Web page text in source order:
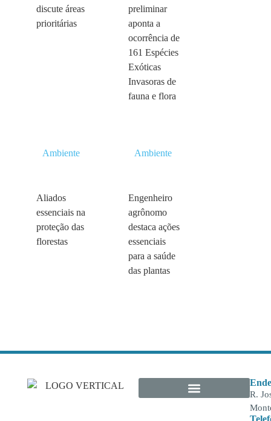
discute áreas
prioritárias
preliminar
aponta a
ocorrência de
161 Espécies
Exóticas
Invasoras de
fauna e flora
Ambiente
Aliados
essenciais na
proteção das
florestas
Ambiente
Engenheiro
agrônomo
destaca ações
essenciais
para a saúde
das plantas
R.